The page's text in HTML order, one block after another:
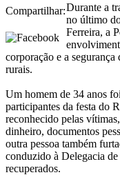
Compartilhar:Durante a
no último
Ferreira, a
corporação e a segurança
rurais.
Um homem de 34 anos
participantes da festa do
reconhecido pelas
dinheiro, documentos
outra pessoa também
conduzido à Delegacia
recuperados.